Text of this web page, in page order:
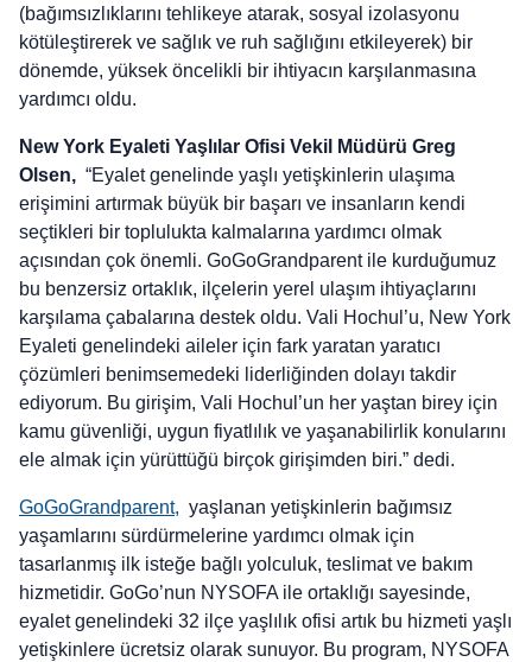
(bağımsızlıklarını tehlikeye atarak, sosyal izolasyonu
kötüleştirerek ve sağlık ve ruh sağlığını etkileyerek) bir
dönemde, yüksek öncelikli bir ihtiyacın karşılanmasına
yardımcı oldu.
New York Eyaleti Yaşlılar Ofisi Vekil Müdürü Greg
Olsen, “Eyalet genelinde yaşlı yetişkinlerin ulaşıma
erişimini artırmak büyük bir başarı ve insanların kendi
seçtikleri bir toplulukta kalmalarına yardımcı olmak
açısından çok önemli. GoGoGrandparent ile kurduğumuz
bu benzersiz ortaklık, ilçelerin yerel ulaşım ihtiyaçlarını
karşılama çabalarına destek oldu. Vali Hochul’u, New York
Eyaleti genelindeki aileler için fark yaratan yaratıcı
çözümleri benimsemedeki liderliğinden dolayı takdir
ediyorum. Bu girişim, Vali Hochul’un her yaştan birey için
kamu güvenliği, uygun fiyatlılık ve yaşanabilirlik konularını
ele almak için yürüttüğü birçok girişimden biri.” dedi.
GoGoGrandparent, yaşlanan yetişkinlerin bağımsız
yaşamlarını sürdürmelerine yardımcı olmak için
tasarlanmış ilk isteğe bağlı yolculuk, teslimat ve bakım
hizmetidir. GoGo’nun NYSOFA ile ortaklığı sayesinde,
eyalet genelindeki 32 ilçe yaşlılık ofisi artık bu hizmeti yaşlı
yetişkinlere ücretsiz olarak sunuyor. Bu program, NYSOFA